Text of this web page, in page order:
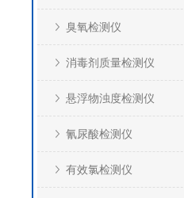
臭氧检测仪
消毒剂质量检测仪
悬浮物浊度检测仪
氰尿酸检测仪
有效氯检测仪